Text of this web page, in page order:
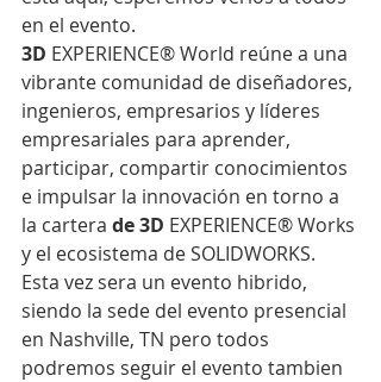
en el evento.
3D EXPERIENCE® World reúne a una
vibrante comunidad de diseñadores,
ingenieros, empresarios y líderes
empresariales para aprender,
participar, compartir conocimientos
e impulsar la innovación en torno a
la cartera de 3D EXPERIENCE® Works
y el ecosistema de SOLIDWORKS.
Esta vez sera un evento hibrido,
siendo la sede del evento presencial
en Nashville, TN pero todos
podremos seguir el evento tambien